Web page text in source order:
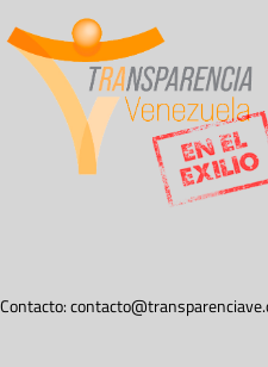
Contacto: